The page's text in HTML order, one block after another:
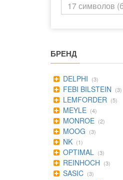
БРЕНД
DELPHI (3)
FEBI BILSTEIN (3)
LEMFORDER (5)
MEYLE (4)
MONROE (2)
MOOG (3)
NK (1)
OPTIMAL (3)
REINHOCH (3)
SASIC (3)